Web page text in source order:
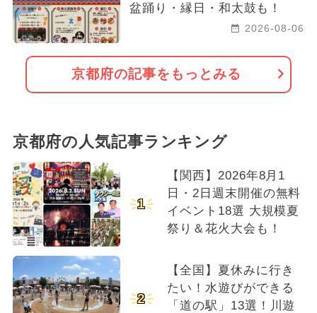
盆踊り・縁日・和太鼓も！
2026-08-06
京都府の記事をもっとみる
京都府の人気記事ランキング
1
【関西】2026年8月1
日・2日週末開催の無料
イベント18選 大規模夏
祭り＆花火大会も！
2
【全国】夏休みに行き
たい！水遊びができる
「道の駅」13選！川遊